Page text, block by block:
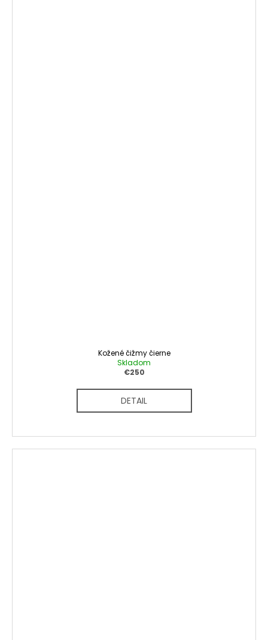
Kožené čižmy čierne
Skladom
€250
DETAIL